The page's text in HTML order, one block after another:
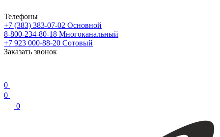
Телефоны
+7 (383) 383-07-02 Основной
8-800-234-80-18 Многоканальный
+7 923 000-88-20 Сотовый
Заказать звонок
0
0
0